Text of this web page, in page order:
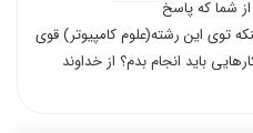
شما که پاسخ
توی این رشته(علوم کامپیوتر) قوی
باید انجام بدم؟ از خداوند